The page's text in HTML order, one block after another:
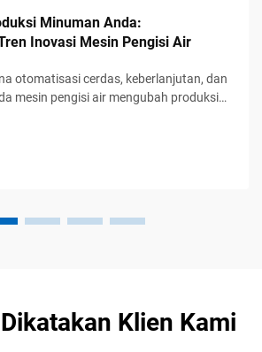
Minuman Anda:
Inovasi Mesin Pengisi Air
otomatisasi cerdas, keberlanjutan, dan
mesin pengisi air mengubah produksi
Klien Kami